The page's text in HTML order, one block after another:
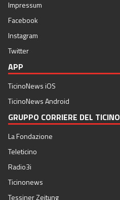
Impressum
Facebook
Instagram
Twitter
APP
TicinoNews iOS
TicinoNews Android
GRUPPO CORRIERE DEL TICINO
La Fondazione
Teleticino
Radio3i
Ticinonews
Tessiner Zeitung